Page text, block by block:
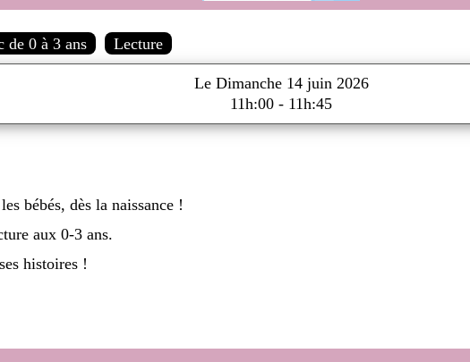
de 0 à 3 ans Lecture
Le Dimanche 14 juin 2026
11h:00 - 11h:45
bébés, dès la naissance !
aux 0-3 ans.
histoires !